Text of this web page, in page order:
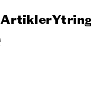
Artikler